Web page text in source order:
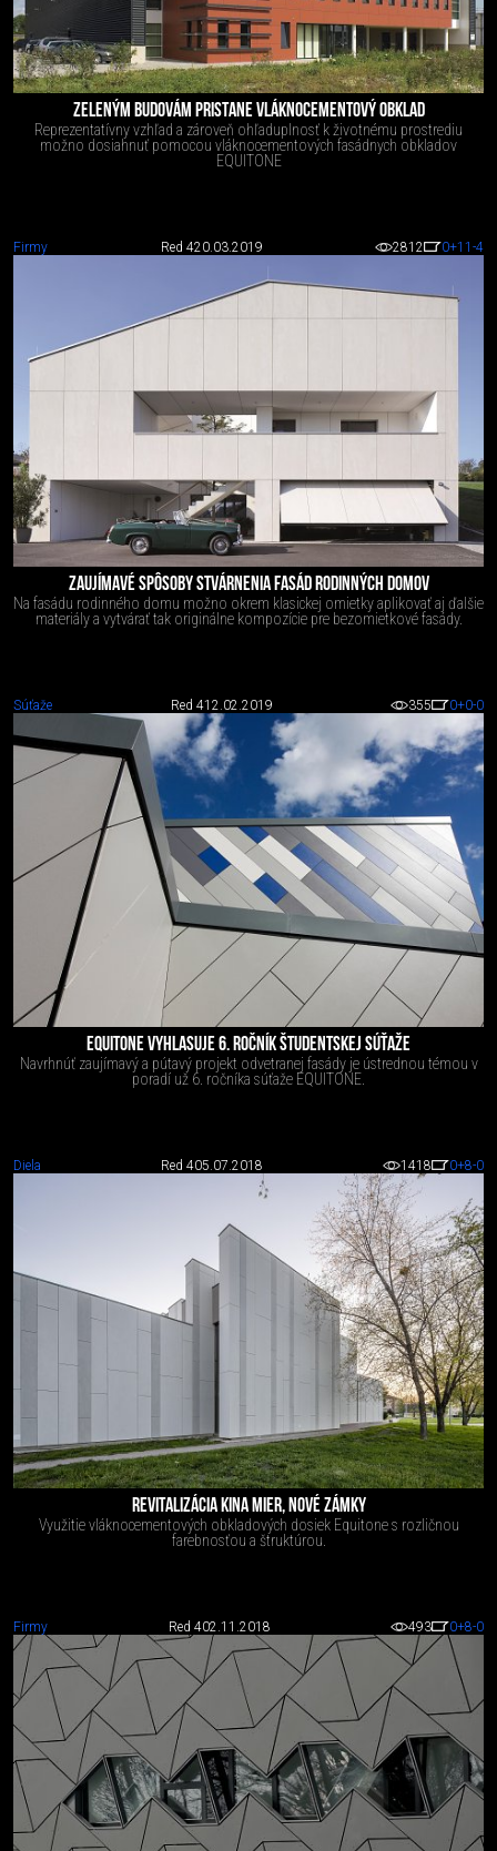
ZELENÝM BUDOVÁM PRISTANE VLÁKNOCEMENTOVÝ OBKLAD
Reprezentatívny vzhľad a zároveň ohľaduplnosť k životnému prostrediu
možno dosiahnuť pomocou vláknocementových fasádnych obkladov
EQUITONE
Firmy Red 420.03.2019 2812 0+11 -4
ZAUJÍMAVÉ SPÔSOBY STVÁRNENIA FASÁD RODINNÝCH DOMOV
Na fasádu rodinného domu možno okrem klasickej omietky aplikovať aj ďalšie
materiály a vytvárať tak originálne kompozície pre bezomietkové fasády.
Súťaže Red 412.02.2019 355 0+0-0
EQUITONE VYHLASUJE 6. ROČNÍK ŠTUDENTSKEJ SÚŤAŽE
Navrhnúť zaujímavý a pútavý projekt odvetranej fasády je ústrednou témou v
poradí už 6. ročníka súťaže EQUITONE.
Diela Red 405.07.2018 1418 0+8-0
REVITALIZÁCIA KINA MIER, NOVÉ ZÁMKY
Využitie vláknocementových obkladových dosiek Equitone s rozličnou
farebnosťou a štruktúrou.
Firmy Red 402.11.2018 493 0+8-0